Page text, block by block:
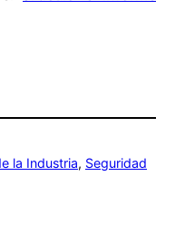
la Industria, Seguridad